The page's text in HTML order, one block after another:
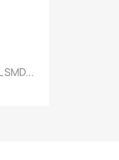
SMD...